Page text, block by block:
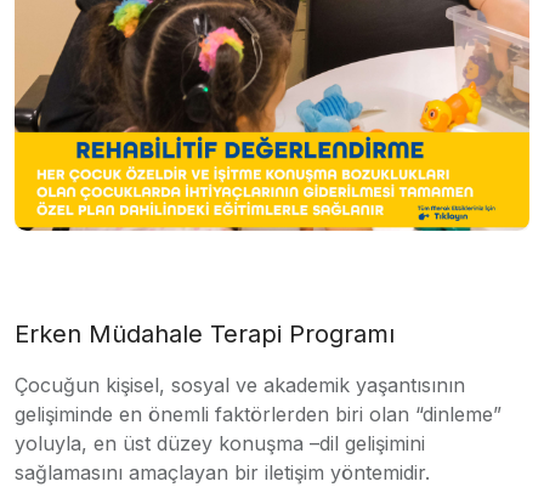
Erken Müdahale Terapi Programı
Çocuğun kişisel, sosyal ve akademik yaşantısının
gelişiminde en önemli faktörlerden biri olan “dinleme”
yoluyla, en üst düzey konuşma –dil gelişimini
sağlamasını amaçlayan bir iletişim yöntemidir.